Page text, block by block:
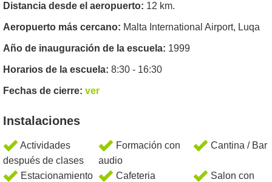
Distancia desde el aeropuerto: 12 km.
Aeropuerto más cercano: Malta International Airport, Luqa
Año de inauguración de la escuela: 1999
Horarios de la escuela: 8:30 - 16:30
Fechas de cierre: ver
Instalaciones
Actividades
después de clases
Formación con
audio
Cantina / Bar
Estacionamiento Cafeteria
Salon con